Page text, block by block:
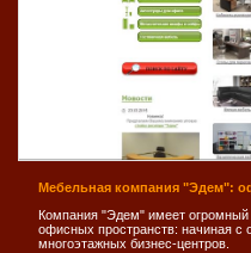
Мебельная компания "Эдем":
Компания "Эдем" имеет огромный
офисных пространств: начиная с
многоэтажных бизнес-центров.